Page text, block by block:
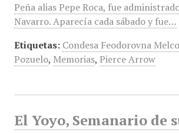
Peña alias Pepe Roca, fue
Navarro. Aparecía cada sábado y fue…
Etiquetas: Condesa Feodorovna
Pozuelo, Memorias, Pierce Arrow
El Yoyo, Semanario de